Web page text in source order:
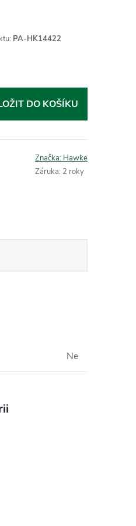
PA-HK14422
DO KOŠÍKU
Značka: Hawke
Záruka: 2 roky
Ne